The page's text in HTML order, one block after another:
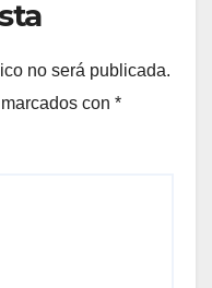
no será publicada.
con *